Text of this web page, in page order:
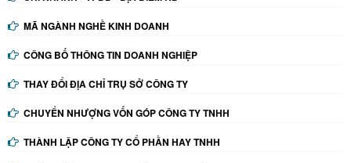
MÃ NGÀNH NGHỀ KINH DOANH
CÔNG BỐ THÔNG TIN DOANH NGHIỆP
THAY ĐỔI ĐỊA CHỈ TRỤ SỞ CÔNG TY
CHUYỂN NHƯỢNG VỐN GÓP CÔNG TY TNHH
THÀNH LẬP CÔNG TY CỔ PHẦN HAY TNHH